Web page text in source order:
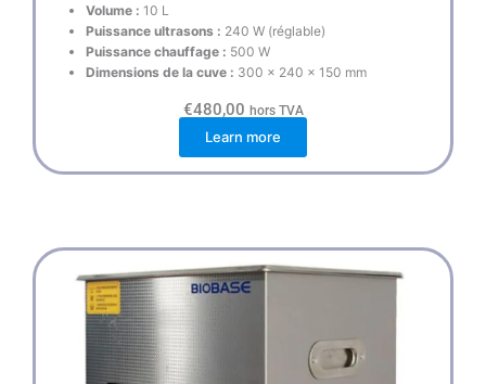
Volume : 10 L
Puissance ultrasons : 240 W (réglable)
Puissance chauffage : 500 W
Dimensions de la cuve : 300 × 240 × 150 mm
€480,00 hors TVA
Learn more